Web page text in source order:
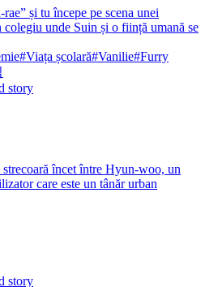
și tu începe pe scena unei
unde Suin și o ființă umană se
#Viața școlară#Vanilie#Furry
strecoară încet între Hyun-woo, un
care este un tânăr urban